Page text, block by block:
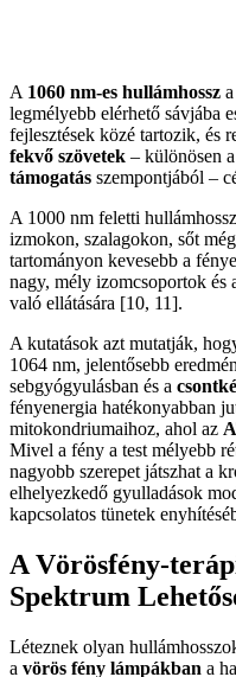
A 1060 nm-es hullámhossz
legmélyebb elérhető sávjába
fejlesztések közé tartozik, és
fekvő szövetek – különösen a
támogatás szempontjából –
A 1000 nm feletti
izmokon, szalagokon, sőt
tartományon kevesebb a
nagy, mély izomcsoportok és
való ellátására [10, 11].
A kutatások azt mutatják,
1064 nm, jelentősebb
sebgyógyulásban és a
fényenergia hatékonyabban
mitokondriumaihoz, ahol az
Mivel a fény a test mélyebb
nagyobb szerepet játszhat a
elhelyezkedő gyulladások
kapcsolatos tünetek
A Vörösfény-
Spektrum
Léteznek olyan
a vörös fény lámpákban a